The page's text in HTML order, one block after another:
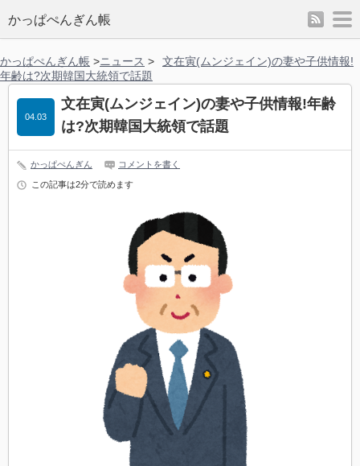
かっぱぺんぎん帳 rss
かっぱぺんぎん帳 >ニュース >
文在寅(ムンジェイン)の妻や子供情報!
年齢は?次期韓国大統領で話題
文在寅(ムンジェイン)の妻や子供情報!年齢
は?次期韓国大統領で話題
04.03
かっぱぺんぎん コメントを書く
この記事は2分で読めます